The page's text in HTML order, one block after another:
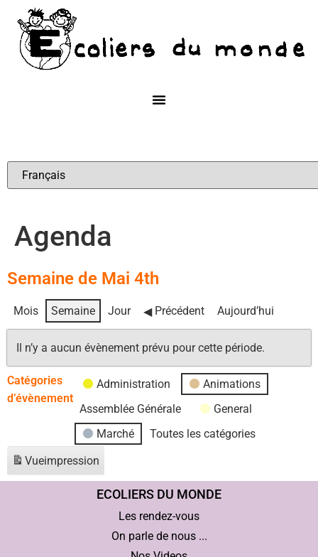
Agenda
Semaine de Mai 4th
Mois Semaine Jour Précédent Aujourd’hui
Il n’y a aucun évènement prévu pour cette période.
Catégories
d’évènement
Administration
Animations
Assemblée Générale
General
Marché
Toutes les catégories
Vueimpression
ECOLIERS DU MONDE
Les rendez-vous
On parle de nous ...